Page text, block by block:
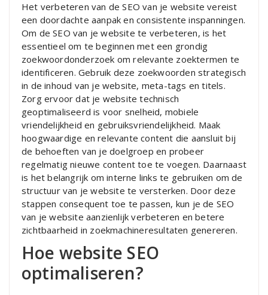
Het verbeteren van de SEO van je website vereist
een doordachte aanpak en consistente inspanningen.
Om de SEO van je website te verbeteren, is het
essentieel om te beginnen met een grondig
zoekwoordonderzoek om relevante zoektermen te
identificeren. Gebruik deze zoekwoorden strategisch
in de inhoud van je website, meta-tags en titels.
Zorg ervoor dat je website technisch
geoptimaliseerd is voor snelheid, mobiele
vriendelijkheid en gebruiksvriendelijkheid. Maak
hoogwaardige en relevante content die aansluit bij
de behoeften van je doelgroep en probeer
regelmatig nieuwe content toe te voegen. Daarnaast
is het belangrijk om interne links te gebruiken om de
structuur van je website te versterken. Door deze
stappen consequent toe te passen, kun je de SEO
van je website aanzienlijk verbeteren en betere
zichtbaarheid in zoekmachineresultaten genereren.
Hoe website SEO
optimaliseren?